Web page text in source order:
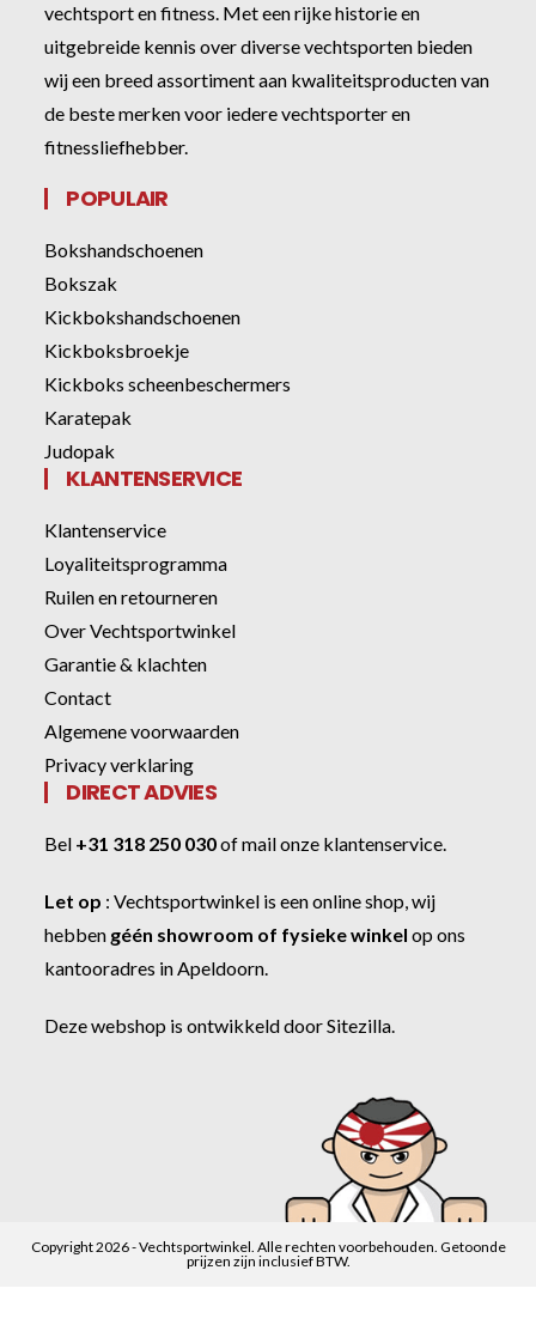
vechtsport en fitness. Met een rijke historie en
uitgebreide kennis over diverse vechtsporten bieden
wij een breed assortiment aan kwaliteitsproducten van
de beste merken voor iedere vechtsporter en
fitnessliefhebber.
POPULAIR
Bokshandschoenen
Bokszak
Kickbokshandschoenen
Kickboksbroekje
Kickboks scheenbeschermers
Karatepak
Judopak
KLANTENSERVICE
Klantenservice
Loyaliteitsprogramma
Ruilen en retourneren
Over Vechtsportwinkel
Garantie & klachten
Contact
Algemene voorwaarden
Privacy verklaring
DIRECT ADVIES
Bel +31 318 250 030ofmail onze klantenservice.
Let op :Vechtsportwinkel is een online shop, wij
hebben géén showroom of fysieke winkel op ons
kantooradres in Apeldoorn.
Deze webshop is ontwikkeld doorSitezilla.
Copyright 2026 - Vechtsportwinkel. Alle rechten voorbehouden. Getoonde
prijzen zijn inclusief BTW.